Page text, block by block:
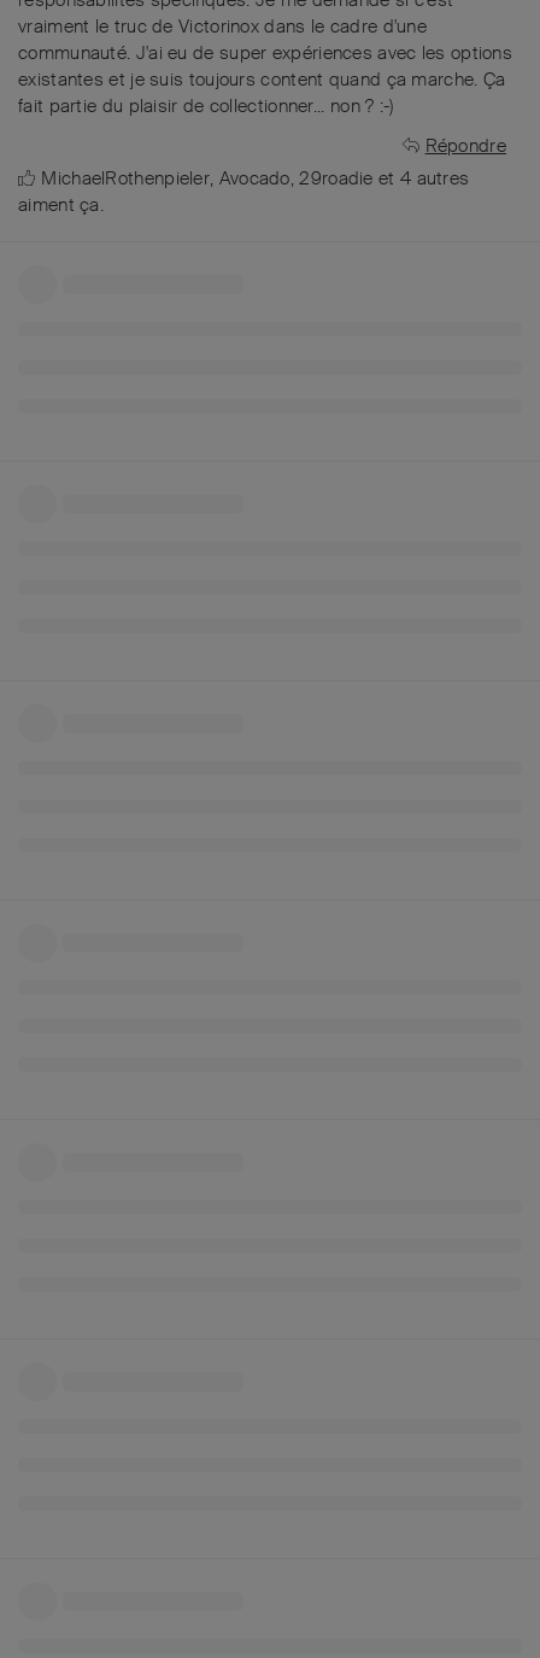
vraiment le truc de Victorinox dans le cadre d'une
communauté. J'ai eu de super expériences avec les options
existantes et je suis toujours content quand ça marche. Ça
fait partie du plaisir de collectionner... non ? :-)
Répondre
MichaelRothenpieler, Avocado,29roadie et 4 autres
aiment ça.